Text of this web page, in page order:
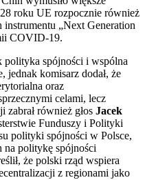
roku UE rozpocznie również
instrumentu „Next Generation
COVID-19.
polityka spójności i wspólna
jednak komisarz dodał, że
oraz
celami, lecz
zabrał również głos Jacek
Funduszy i Polityki
polityki spójności w Polsce,
na politykę spójności
że polski rząd wspiera
z regionami jako